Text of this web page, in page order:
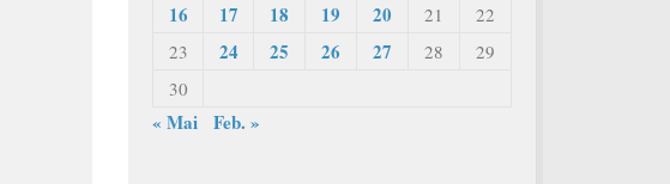
16 17 18 19 20 21
22
23
24 25 26 27 28
29
30
« Mai Feb. »